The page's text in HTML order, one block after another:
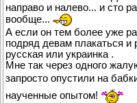
направо и налево... и сто
вообще...
А если он тем более уже
подряд девам плакаться и
русская или украинка .
Мне так через одного
запросто опустили на
наученные опытом!